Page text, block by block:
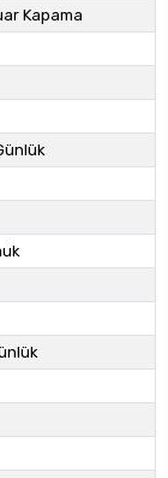
Kapama